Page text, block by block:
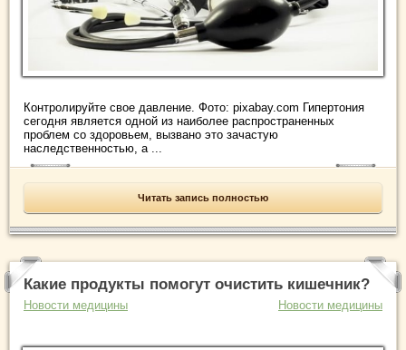
Контролируйте свое давление. Фото: pixabay.com Гипертония
сегодня является одной из наиболее распространенных
проблем со здоровьем, вызвано это зачастую
наследственностью, а ...
Читать запись полностью
Какие продукты помогут очистить кишечник?
Новости медицины Новости медицины